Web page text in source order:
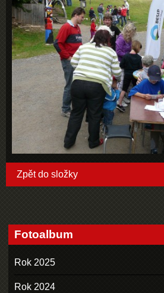
Zpět do složky
Fotoalbum
Rok 2025
Rok 2024